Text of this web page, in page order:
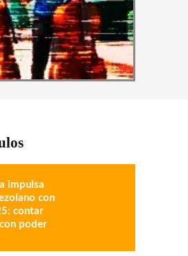
URL
impulsa
con
contar
poder